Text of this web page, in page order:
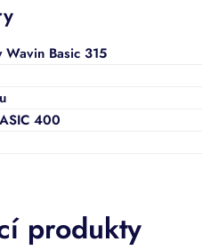
produkty
Wavin Basic 315
400